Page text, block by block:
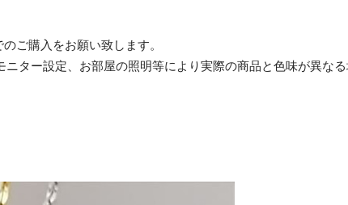
ご購入をお願い致します。
ター設定、お部屋の照明等により実際の商品と色味が異なる